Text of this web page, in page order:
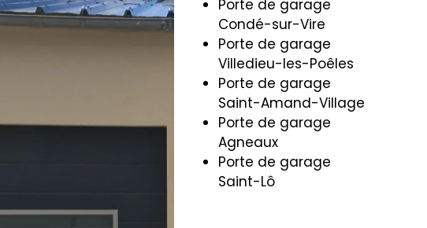
Porte de garage
Condé-sur-Vire
Porte de garage
Villedieu-les-Poêles
Porte de garage
Saint-Amand-Village
Porte de garage
Agneaux
Porte de garage
Saint-Lô